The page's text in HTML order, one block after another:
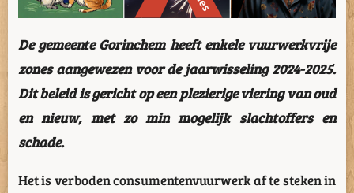
De gemeente Gorinchem heeft enkele vuurwerkvrije
zones aangewezen voor de jaarwisseling 2024-2025.
Dit beleid is gericht op een plezierige viering van oud
en nieuw, met zo min mogelijk slachtoffers en
schade.
Het is verboden consumentenvuurwerk af te steken in